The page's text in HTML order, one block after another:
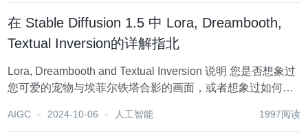
在 Stable Diffusion 1.5 中 Lora, Dreambooth,
Textual Inversion的详解指北
Lora, Dreambooth and Textual Inversion 说明 您是否想象过
您可爱的宠物与埃菲尔铁塔合影的画面，或者想象过如何生
散技术的微调，这完全是可能的！ 创建这些场景的整...
AIGC 2024-10-06 人工智能 1997阅读